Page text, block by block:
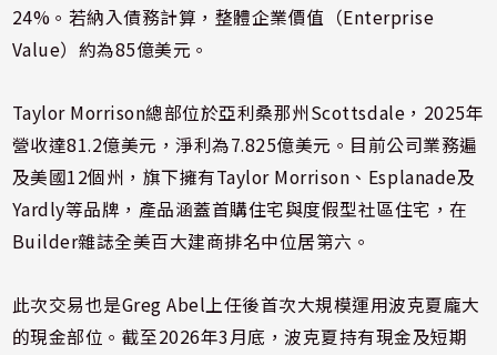
24%。若納入債務計算，整體企業價值（Enterprise
Value）約為85億美元。
Taylor Morrison總部位於亞利桑那州Scottsdale，2025年
營收達81.2億美元，淨利為7.825億美元。目前公司業務遍
及美國12個州，旗下擁有Taylor Morrison、Esplanade及
Yardly等品牌，產品涵蓋首購住宅與度假型社區住宅，在
Builder雜誌全美百大建商排名中位居第六。
此次交易也是Greg Abel上任後首次大規模運用波克夏龐大
的現金部位。截至2026年3月底，波克夏持有現金及短期